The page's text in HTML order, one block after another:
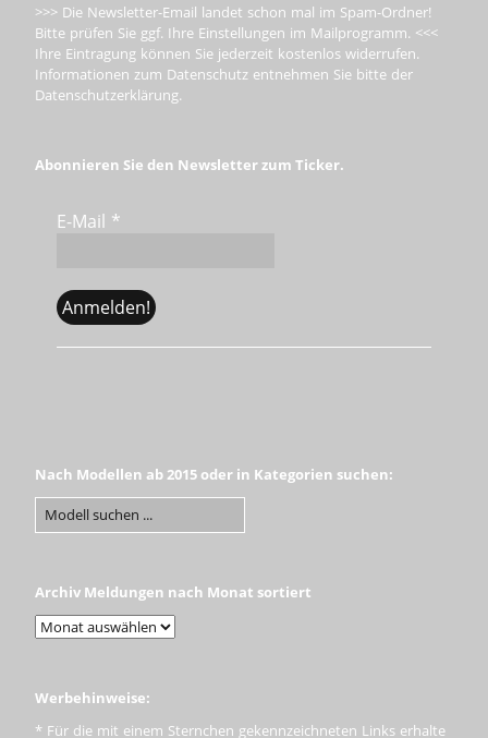
>>> Die Newsletter-Email landet schon mal im Spam-Ordner!
Bitte prüfen Sie ggf. Ihre Einstellungen im Mailprogramm. <<<
Ihre Eintragung können Sie jederzeit kostenlos widerrufen.
Informationen zum Datenschutz entnehmen Sie bitte der
Datenschutzerklärung.
Abonnieren Sie den Newsletter zum Ticker.
E-Mail *
Nach Modellen ab 2015 oder in Kategorien suchen:
Archiv Meldungen nach Monat sortiert
Werbehinweise:
* Für die mit einem Sternchen gekennzeichneten Links erhalte